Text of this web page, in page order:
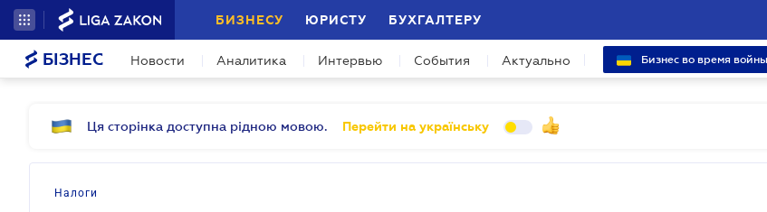
БИЗНЕСУ ЮРИСТУ БУХГАЛТЕРУ
БІЗНЕС Новости Аналитика Интервью События Актуально Бизнес во время войны
Ця сторінка доступна рідною мовою. Перейти на українську
Налоги